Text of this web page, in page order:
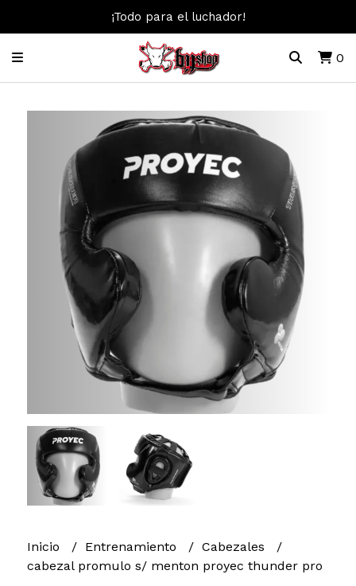
¡Todo para el luchador!
0
Inicio Entrenamiento
Cabezales
cabezal promulo s/ menton proyec thunder pro